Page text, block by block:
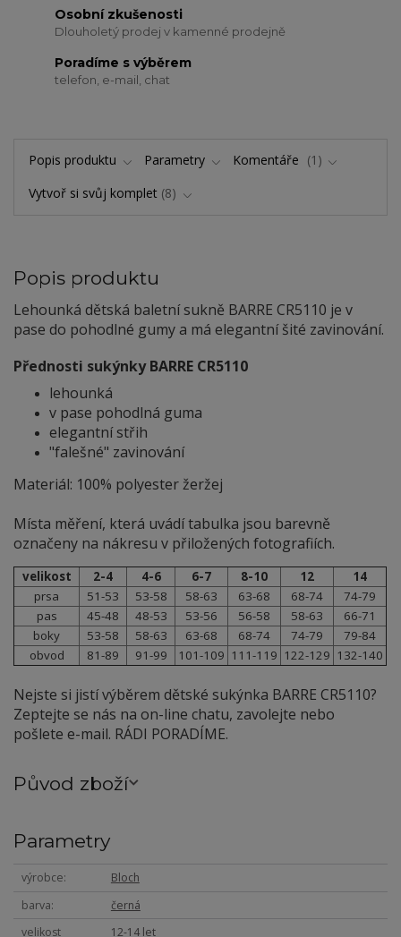
Osobní zkušenosti
Dlouholetý prodej v kamenné prodejně
Poradíme s výběrem
telefon, e-mail, chat
Popis produktu Parametry Komentáře
1
Vytvoř si svůj komplet 8
Popis produktu
Lehounká dětská baletní sukně BARRE CR5110 je v
pase do pohodlné gumy a má elegantní šité zavinování.
Přednosti sukýnky BARRE CR5110
lehounká
v pase pohodlná guma
elegantní střih
"falešné" zavinování
Materiál: 100% polyester žeržej
Místa měření, která uvádí tabulka jsou barevně
označeny na nákresu v přiložených fotografiích.
velikost 2-4 4-6 6-7 8-10 12
14
prsa
51-53 53-58 58-63 63-68 68-74
74-79
pas
45-48 48-53 53-56 56-58 58-63
66-71
boky
53-58 58-63 63-68 68-74 74-79
79-84
obvod
81-89 91-99 101-109 111-119 122-129 132-140
Nejste si jistí výběrem dětské sukýnka BARRE CR5110?
Zeptejte se nás na on-line chatu, zavolejte nebo
pošlete e-mail. RÁDI PORADÍME.
Původ zboží
Parametry
výrobce
Bloch
barva
černá
velikost
12-14 let